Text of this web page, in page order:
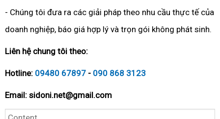
- Chúng tôi đưa ra các giải pháp theo nhu cầu thực tế của
doanh nghiệp, báo giá hợp lý và trọn gói không phát sinh.
Liên hệ chung tôi theo:
Hotline: 09480 67897 - 090 868 3123
Email: sidoni.net@gmail.com